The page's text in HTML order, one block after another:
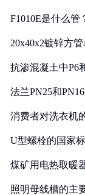
F1010E是什么管
20x40x2镀锌方
抗渗混凝土中P6
法兰PN25和
消费者对洗衣机
U型螺栓的国家
煤矿用电热取暖
照明母线槽的主